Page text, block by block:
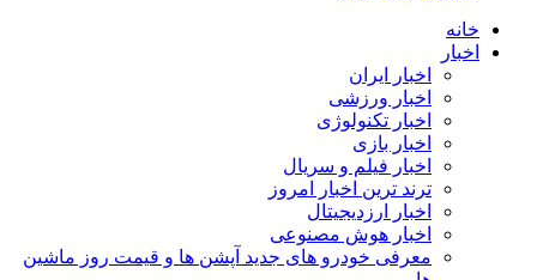
خانه
اخبار
اخبار ایران
اخبار ورزشی
اخبار تکنولوژی
اخبار بازی
اخبار فیلم و سریال
ترند ترین اخبار امروز
اخبار ارزدیجیتال
اخبار هوش مصنوعی
معرفی خودرو های جدید آپشن‌ ها و قیمت روز ماشین‌